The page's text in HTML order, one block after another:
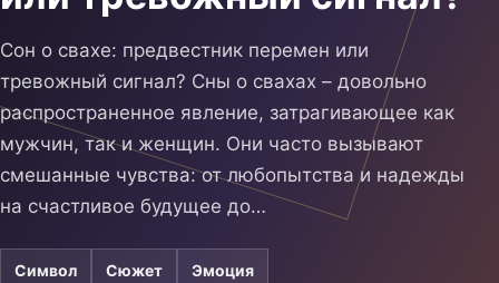
Сон о свахе: предвестник перемен или
тревожный сигнал? Сны о свахах – довольно
распространенное явление, затрагивающее как
мужчин, так и женщин. Они часто вызывают
смешанные чувства: от любопытства и надежды
на счастливое будущее до…
Символ Сюжет Эмоция